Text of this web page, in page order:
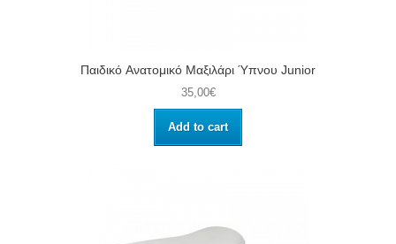
Παιδικό Aνατομικό Μαξιλάρι Ύπνου Junior
35,00€
Add to cart